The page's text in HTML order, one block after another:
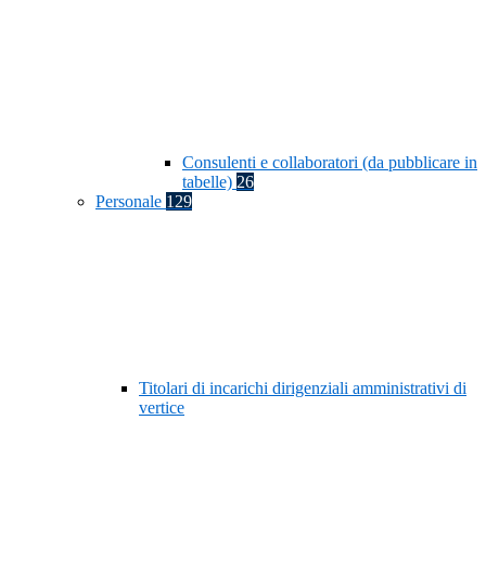
Consulenti e collaboratori (da pubblicare in
tabelle) 26
Personale 129
Titolari di incarichi dirigenziali amministrativi di
vertice